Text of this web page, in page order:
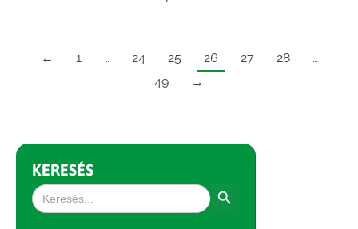
← 1 … 24 25 26 27 28
…
49
→
KERESÉS
Search
for: